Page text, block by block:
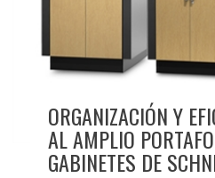
ORGANIZACIÓN Y
AL AMPLIO
GABINETES DE